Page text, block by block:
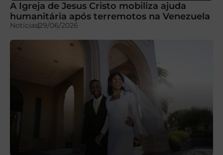
A Igreja de Jesus Cristo mobiliza ajuda
humanitária após terremotos na Venezuela
Notícias29/06/2026